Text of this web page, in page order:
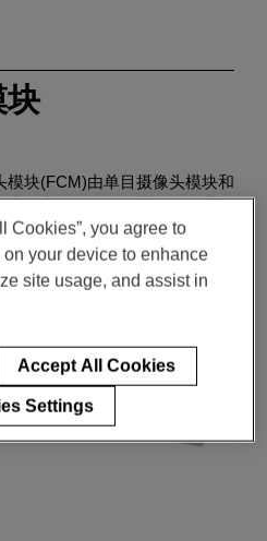
块
模块(FCM)由单目摄像头模块和
市场上最佳的探测范围、分辨
头模块的设计符合全球汽车法
水平。
Cookies”, you agree to
your device to enhance
site usage, and assist in
Accept All Cookies
Settings